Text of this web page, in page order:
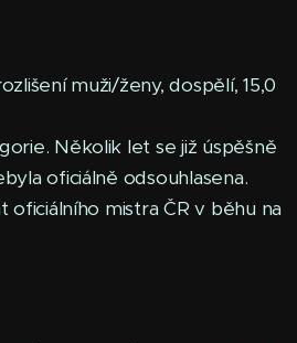
muži/ženy, dospělí, 15,0
Několik let se již úspěšně
oficiálně odsouhlasena.
oficiálního mistra ČR v běhu na